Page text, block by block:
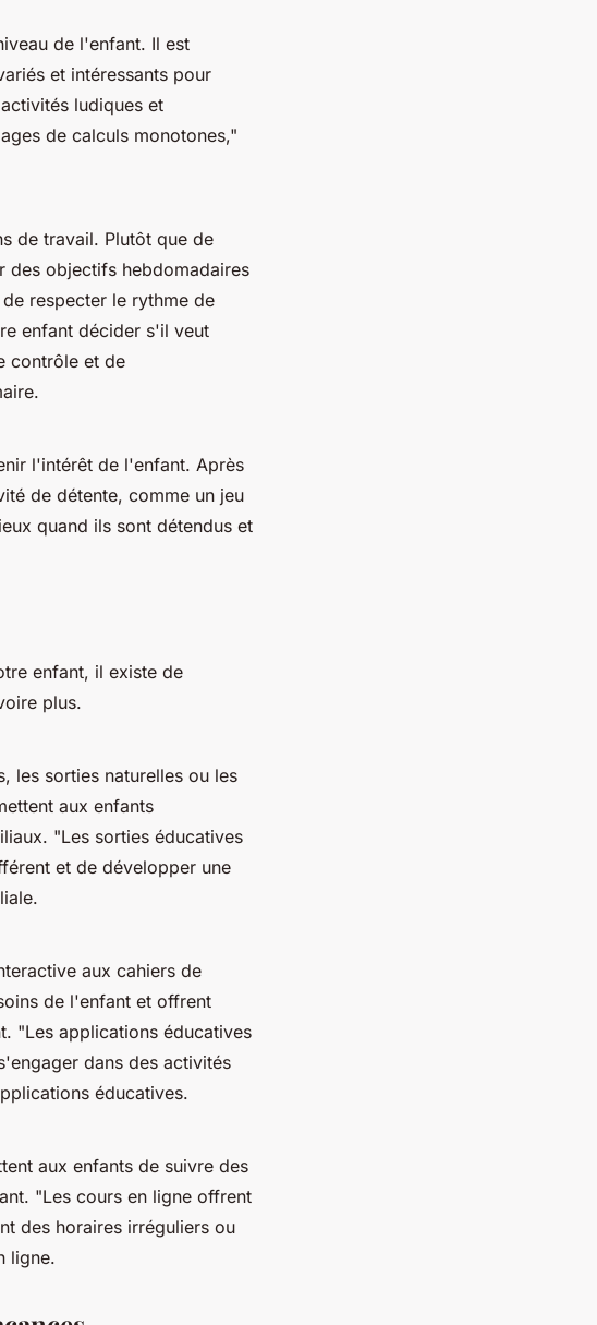
de l'enfant. Il est
et intéressants pour
ludiques et
de calculs monotones,"
de travail. Plutôt que de
objectifs hebdomadaires
respecter le rythme de
enfant décider s'il veut
contrôle et de
l'intérêt de l'enfant. Après
de détente, comme un jeu
quand ils sont détendus et
enfant, il existe de
plus.
les sorties naturelles ou les
aux enfants
"Les sorties éducatives
et de développer une
aux cahiers de
de l'enfant et offrent
"Les applications éducatives
dans des activités
éducatives.
aux enfants de suivre des
"Les cours en ligne offrent
des horaires irréguliers ou
ligne.